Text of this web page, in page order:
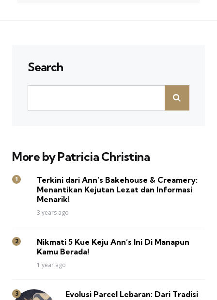
Search
More by Patricia Christina
Terkini dari Ann’s Bakehouse & Creamery:
Menantikan Kejutan Lezat dan Informasi
Menarik!
3 years ago
Nikmati 5 Kue Keju Ann’s Ini Di Manapun
Kamu Berada!
1 year ago
Evolusi Parcel Lebaran: Dari Tradisi